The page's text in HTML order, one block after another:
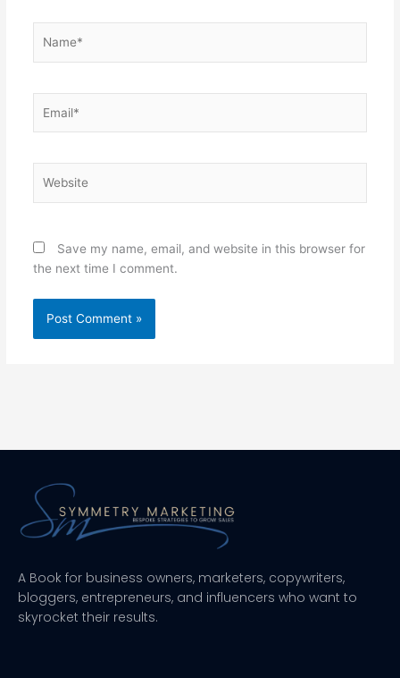
Save my name, email, and website in this browser for
the next time I comment.
A Book for business owners, marketers, copywriters,
bloggers, entrepreneurs, and influencers who want to
skyrocket their results.